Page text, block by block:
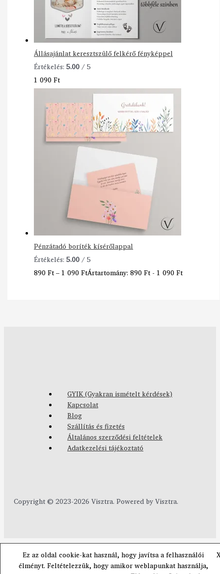
Állásajánlat keresztszülő felkérő fényképpel
Értékelés:5.00/ 5
1 090Ft
Pénzátadó boríték kísérőlappal
Értékelés:5.00/ 5
890Ft–1 090FtÁrtartomány: 890 Ft - 1 090 Ft
GYIK (Gyakran ismételt kérdések)
Kapcsolat
Blog
Szállítás és fizetés
Általános szerződési feltételek
Adatkezelési tájékoztató
Copyright © 2023-2026 Visztra. Powered by Visztra.
Ez az oldal cookie-kat használ, hogy javítsa a felhasználói
élményt. Feltételezzük, hogy amikor weblapunkat használja,